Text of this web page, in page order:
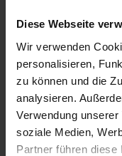
Diese Webseite
Wir verwenden
personalisieren,
zu können und die
analysieren.
Verwendung
soziale Medien,
Partner führen
Erfolg
Lawinenlage
Schnee
Skitour
Nachhaltig
PFCfrei
Pistentour
Hüttenabend